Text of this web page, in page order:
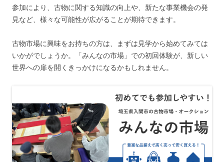
参加により、古物に関する知識の向上や、新たな事業機会の発
見など、様々な可能性が広がることが期待できます。
古物市場に興味をお持ちの方は、まずは見学から始めてみては
いかがでしょうか。「みんなの市場」での初回体験が、新しい
世界への扉を開くきっかけになるかもしれません。